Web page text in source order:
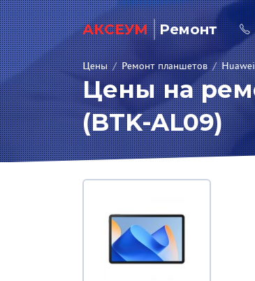
АКСЕУМ Ремонт
Цены / Ремонт планшетов / Huawei
Цены на
(BTK-AL09)